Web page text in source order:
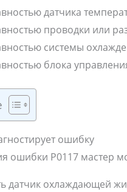
датчика
проводки или
системы
блока
ошибку
ошибки P0117 мастер
датчик охлаждающей